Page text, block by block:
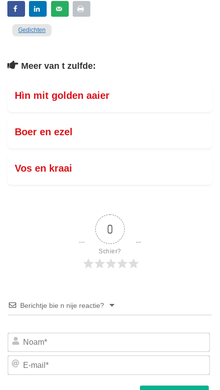
Gedichten
Meer van t zulfde:
Hìn mit golden aaier
Boer en ezel
Vos en kraai
0
Schier?
Berichtje bie n nije reactie?
E-